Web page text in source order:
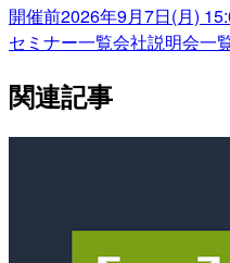
開催前2026年9月7日(月)
セミナー一覧会社説明会一
関連記事